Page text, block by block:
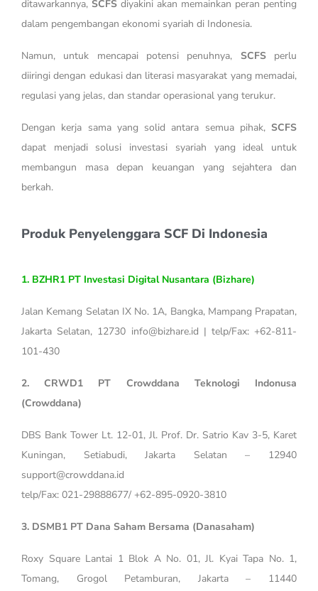
ditawarkannya, SCFS diyakini akan memainkan peran penting
dalam pengembangan ekonomi syariah di Indonesia.
Namun, untuk mencapai potensi penuhnya, SCFSperlu
diiringi dengan edukasi dan literasi masyarakat yang memadai,
regulasi yang jelas, dan standar operasional yang terukur.
Dengan kerja sama yang solid antara semua pihak, SCFS
dapat menjadi solusi investasi syariah yang ideal untuk
membangun masa depan keuangan yang sejahtera dan
berkah.
Produk Penyelenggara SCF Di Indonesia
1. BZHR1 PT Investasi Digital Nusantara (Bizhare)
Jalan Kemang Selatan IX No. 1A, Bangka, Mampang Prapatan,
Jakarta Selatan, 12730 info@bizhare.id | telp/Fax: +62-811-
101-430
2. CRWD1 PT Crowddana Teknologi Indonusa
(Crowddana)
DBS Bank Tower Lt. 12-01, Jl. Prof. Dr. Satrio Kav 3-5, Karet
Kuningan, Setiabudi, Jakarta Selatan – 12940
support@crowddana.id
telp/Fax: 021-29888677/ +62-895-0920-3810
3. DSMB1 PT Dana Saham Bersama (Danasaham)
Roxy Square Lantai 1 Blok A No. 01, Jl. Kyai Tapa No. 1,
Tomang, Grogol Petamburan, Jakarta – 11440